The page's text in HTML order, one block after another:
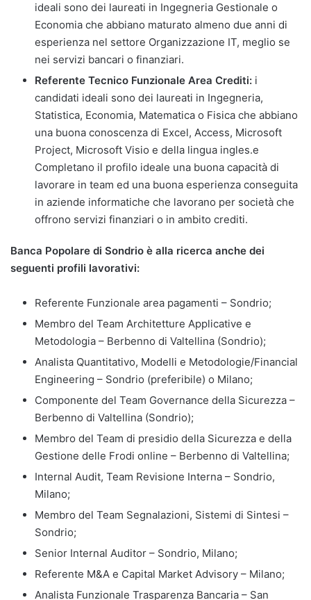
ideali sono dei laureati in Ingegneria Gestionale o
Economia che abbiano maturato almeno due anni di
esperienza nel settore Organizzazione IT, meglio se
nei servizi bancari o finanziari.
Referente Tecnico Funzionale Area Crediti: i
candidati ideali sono dei laureati in Ingegneria,
Statistica, Economia, Matematica o Fisica che abbiano
una buona conoscenza di Excel, Access, Microsoft
Project, Microsoft Visio e della lingua ingles.e
Completano il profilo ideale una buona capacità di
lavorare in team ed una buona esperienza conseguita
in aziende informatiche che lavorano per società che
offrono servizi finanziari o in ambito crediti.
Banca Popolare di Sondrio è alla ricerca anche dei
seguenti profili lavorativi:
Referente Funzionale area pagamenti – Sondrio;
Membro del Team Architetture Applicative e
Metodologia – Berbenno di Valtellina (Sondrio);
Analista Quantitativo, Modelli e Metodologie/Financial
Engineering – Sondrio (preferibile) o Milano;
Componente del Team Governance della Sicurezza –
Berbenno di Valtellina (Sondrio);
Membro del Team di presidio della Sicurezza e della
Gestione delle Frodi online – Berbenno di Valtellina;
Internal Audit, Team Revisione Interna – Sondrio,
Milano;
Membro del Team Segnalazioni, Sistemi di Sintesi –
Sondrio;
Senior Internal Auditor – Sondrio, Milano;
Referente M&A e Capital Market Advisory – Milano;
Analista Funzionale Trasparenza Bancaria – San